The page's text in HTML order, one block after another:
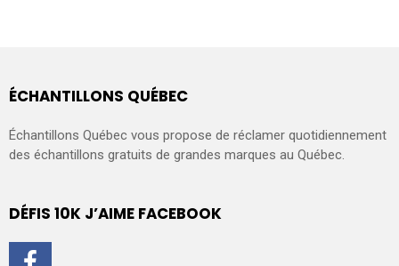
ÉCHANTILLONS QUÉBEC
Échantillons Québec vous propose de réclamer quotidiennement
des échantillons gratuits de grandes marques au Québec.
DÉFIS 10K J’AIME FACEBOOK